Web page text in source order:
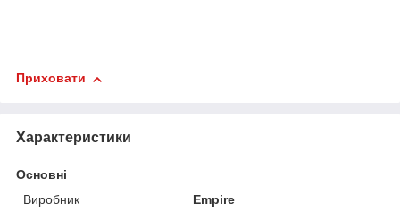
Приховати
Характеристики
Основні
Виробник
Empire